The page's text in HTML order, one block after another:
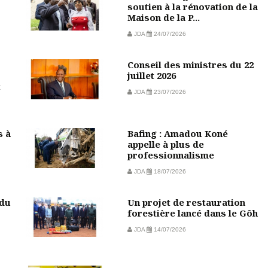
soutien à la rénovation de la
Maison de la P...
JDA 24/07/2026
Conseil des ministres du 22
juillet 2026
JDA 23/07/2026
à
Bafing : Amadou Koné
appelle à plus de
professionnalisme
JDA 18/07/2026
Un projet de restauration
forestière lancé dans le Gôh
JDA 14/07/2026